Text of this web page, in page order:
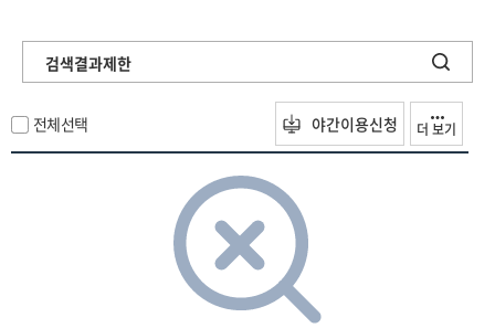
검색결과제한
전체선택 야간이용신청 더 보기